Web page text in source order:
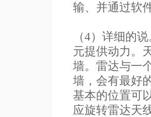
输、并通过软
（4）详细的
元提供动力。
墙。雷达与一
墙，会有最好
基本的位置可
应旋转雷达天